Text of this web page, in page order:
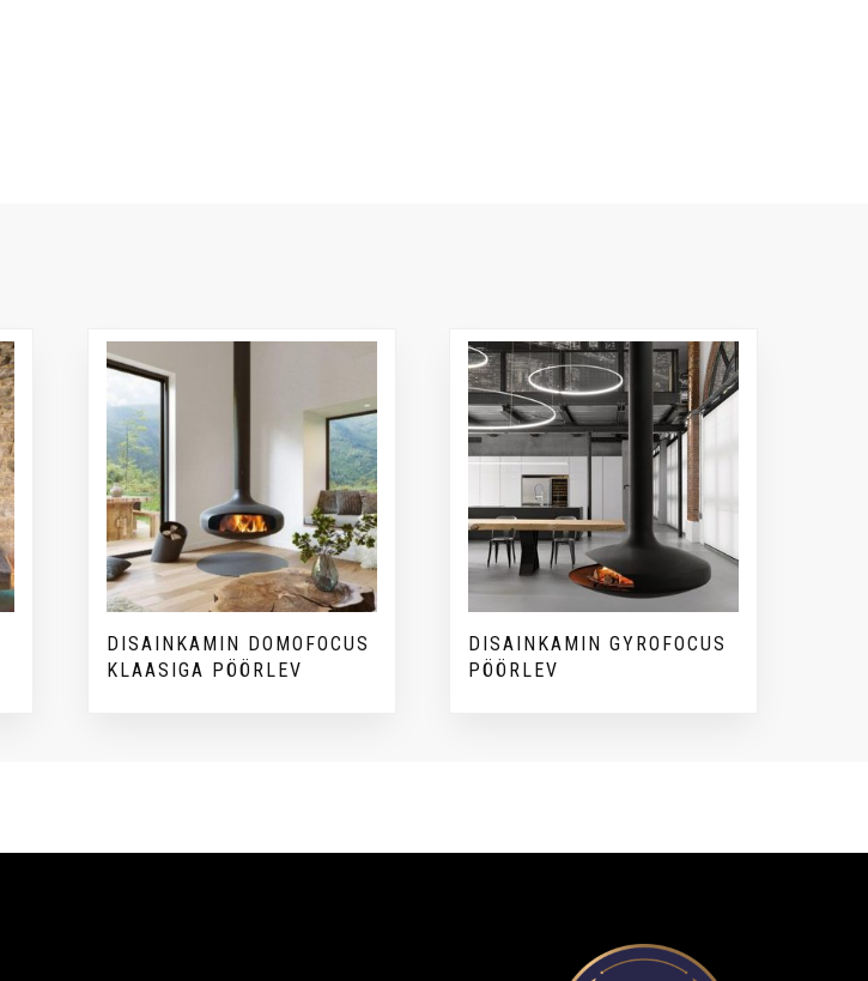
DISAINKAMIN DOMOFOCUS
KLAASIGA PÖÖRLEV
DISAINKAMIN GYROFOCUS
PÖÖRLEV